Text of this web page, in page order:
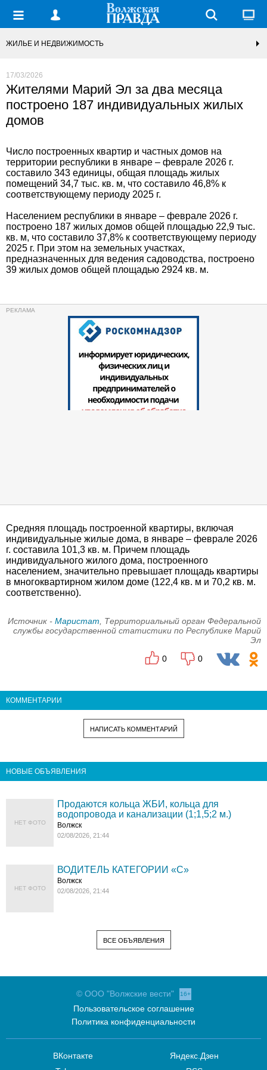
ЖИЛЬЕ И НЕДВИЖИМОСТЬ
17/03/2026
Жителями Марий Эл за два месяца
построено 187 индивидуальных жилых
домов
Число построенных квартир и частных домов на
территории республики в январе – феврале 2026 г.
составило 343 единицы, общая площадь жилых
помещений 34,7 тыс. кв. м, что составило 46,8% к
соответствующему периоду 2025 г.
Населением республики в январе – феврале 2026 г.
построено 187 жилых домов общей площадью 22,9 тыс.
кв. м, что составило 37,8% к соответствующему периоду
2025 г. При этом на земельных участках,
предназначенных для ведения садоводства, построено
39 жилых домов общей площадью 2924 кв. м.
Средняя площадь построенной квартиры, включая
индивидуальные жилые дома, в январе – феврале 2026
г. составила 101,3 кв. м. Причем площадь
индивидуального жилого дома, построенного
населением, значительно превышает площадь квартиры
в многоквартирном жилом доме (122,4 кв. м и 70,2 кв. м.
соответственно).
Источник - Маристат , Территориальный орган Федеральной
службы государственной статистики по Республике Марий
Эл
0
0
КОММЕНТАРИИ
НАПИСАТЬ КОММЕНТАРИЙ
НОВЫЕ ОБЪЯВЛЕНИЯ
НЕТ ФОТО
Продаются кольца ЖБИ, кольца для
водопровода и канализации (1;1,5;2 м.)
Волжск
02/08/2026, 21:44
НЕТ ФОТО
ВОДИТЕЛЬ КАТЕГОРИИ «C»
Волжск
02/08/2026, 21:44
ВСЕ ОБЪЯВЛЕНИЯ
© ООО "Волжские вести" 16+
Пользовательское соглашение
Политика конфиденциальности
ВКонтакте
Яндекс.Дзен